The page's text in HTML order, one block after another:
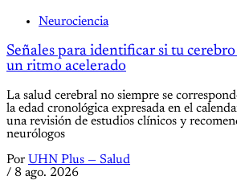
Neurociencia
Señales para identificar si tu
un ritmo acelerado
La salud cerebral no siempre se
la edad cronológica expresada en el
una revisión de estudios clínicos y
neurólogos
Por UHN Plus — Salud
/ 8 ago. 2026